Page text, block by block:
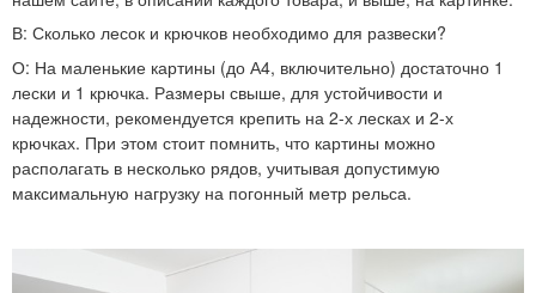
В: Сколько лесок и крючков необходимо для развески?
О: На маленькие картины (до А4, включительно) достаточно 1
лески и 1 крючка. Размеры свыше, для устойчивости и
надежности, рекомендуется крепить на 2-х лесках и 2-х
крючках. При этом стоит помнить, что картины можно
располагать в несколько рядов, учитывая допустимую
максимальную нагрузку на погонный метр рельса.